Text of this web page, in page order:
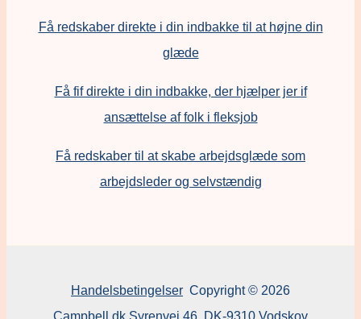
Få redskaber direkte i din indbakke til at højne din
glæde
Få fif direkte i din indbakke, der hjælper jer if
ansættelse af folk i fleksjob
Få redskaber til at skabe arbejdsglæde som
arbejdsleder og selvstændig
Handelsbetingelser Copyright © 2026
Campbell.dk Syrenvej 46, DK-9310 Vodskov